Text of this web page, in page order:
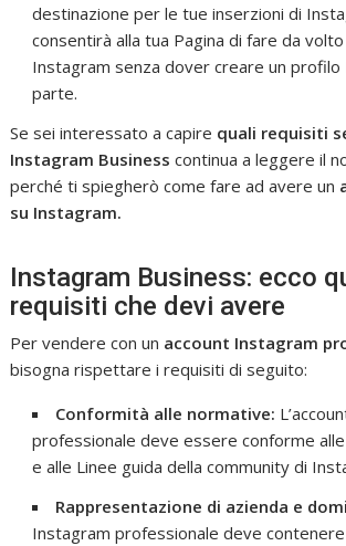
destinazione per le tue inserzioni di
consentirà alla tua Pagina di fare da
Instagram senza dover creare un profilo
parte.
Se sei interessato a capire quali requisiti
Instagram Business continua a leggere il
perché ti spiegherò come fare ad avere un
su Instagram.
Instagram Business: ecco
requisiti che devi avere
Per vendere con un account Instagram
bisogna rispettare i requisiti di seguito:
Conformità alle normative:
professionale deve essere conforme alle
e alle Linee guida della community di
Rappresentazione di azienda e
Instagram professionale deve contenere